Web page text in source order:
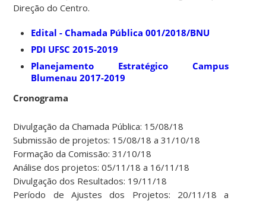
Direção do Centro.
Edital - Chamada Pública 001/2018/BNU
PDI UFSC 2015-2019
Planejamento Estratégico Campus
Blumenau 2017-2019
Cronograma
Divulgação da Chamada Pública: 15/08/18
Submissão de projetos: 15/08/18 a 31/10/18
Formação da Comissão: 31/10/18
Análise dos projetos: 05/11/18 a 16/11/18
Divulgação dos Resultados: 19/11/18
Período de Ajustes dos Projetos: 20/11/18 a